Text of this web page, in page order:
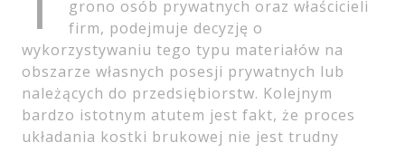
grono osób prywatnych oraz właścicieli
firm, podejmuje decyzję o
wykorzystywaniu tego typu materiałów na
obszarze własnych posesji prywatnych lub
należących do przedsiębiorstw. Kolejnym
bardzo istotnym atutem jest fakt, że proces
układania kostki brukowej nie jest trudny